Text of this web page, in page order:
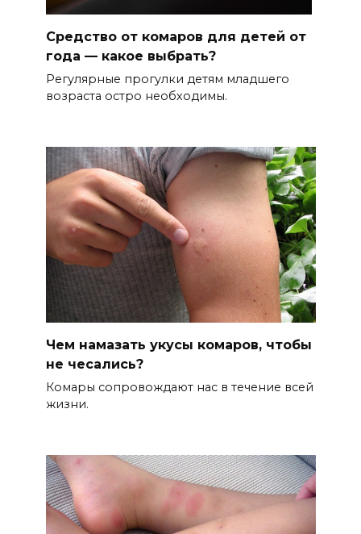
Средство от комаров для детей от
года — какое выбрать?
Регулярные прогулки детям младшего
возраста остро необходимы.
Чем намазать укусы комаров, чтобы
не чесались?
Комары сопровождают нас в течение всей
жизни.